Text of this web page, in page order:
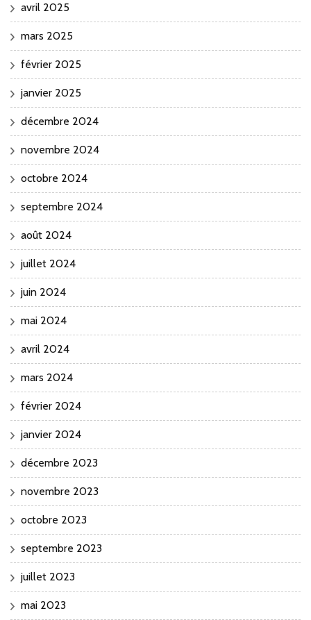
avril 2025
mars 2025
février 2025
janvier 2025
décembre 2024
novembre 2024
octobre 2024
septembre 2024
août 2024
juillet 2024
juin 2024
mai 2024
avril 2024
mars 2024
février 2024
janvier 2024
décembre 2023
novembre 2023
octobre 2023
septembre 2023
juillet 2023
mai 2023